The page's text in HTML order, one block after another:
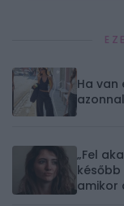
Ha van
„Fel
amikor